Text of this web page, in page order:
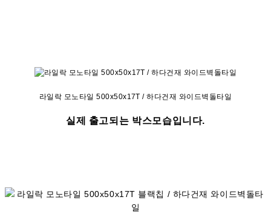
라일락 모노타일 500x50x17T / 하다건재 와이드벽돌타일
실제 출고되는 박스모습입니다.